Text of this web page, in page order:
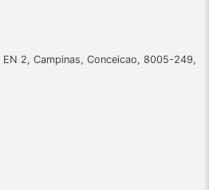
2, Campinas, Conceicao, 8005-249,